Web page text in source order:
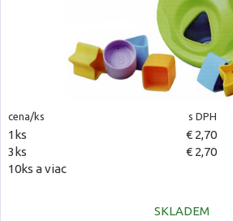
cena/ks s DPH
1ks € 2,70
3ks
€ 2,70
10ks a viac
SKLADEM